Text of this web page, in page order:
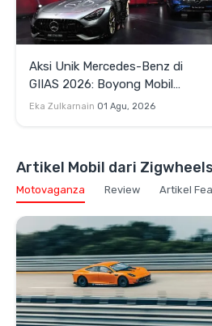
Aksi Unik Mercedes-Benz di
GIIAS 2026: Boyong Mobil
Pertama di Dunia Tahun 1886
Eka Zulkarnain 01 Agu, 2026
Artikel Mobil dari Zigwheels
Motovaganza Review Artikel